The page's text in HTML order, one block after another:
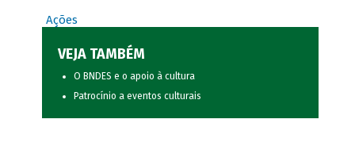
Ações
VEJA TAMBÉM
O BNDES e o apoio à cultura
Patrocínio a eventos culturais